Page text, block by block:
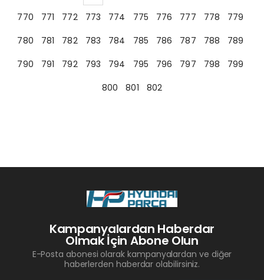
770
771 772 773 774 775 776 777 778
779
780
781 782 783 784 785 786 787 788
789
790
791 792 793 794 795 796 797 798
799
800
801 802
Kampanyalardan Haberdar
Olmak İçin Abone Olun
E-Posta abonesi olarak kampanyalardan ve diğer
haberlerden haberdar olabilirsiniz.